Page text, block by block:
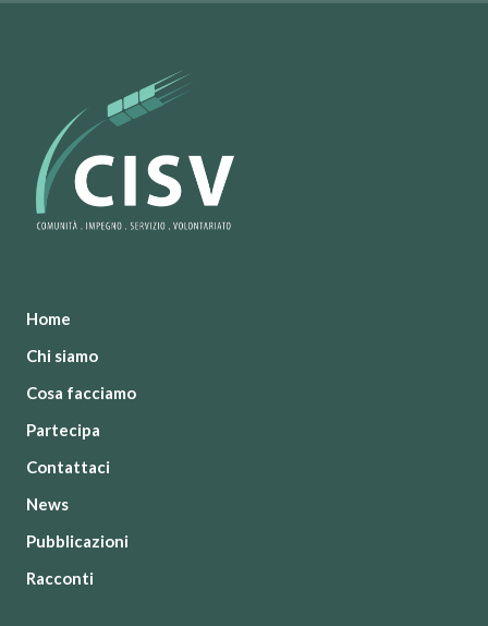
Home
Chi siamo
Cosa facciamo
Partecipa
Contattaci
News
Pubblicazioni
Racconti